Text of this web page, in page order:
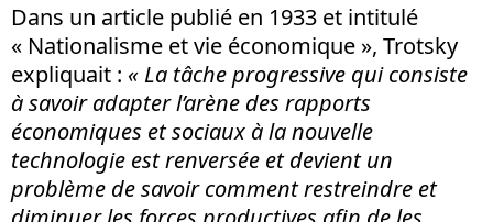
Dans un article publié en 1933 et intitulé
« Nationalisme et vie économique », Trotsky
expliquait : « La tâche progressive qui consiste
à savoir adapter l’arène des rapports
économiques et sociaux à la nouvelle
technologie est renversée et devient un
problème de savoir comment restreindre et